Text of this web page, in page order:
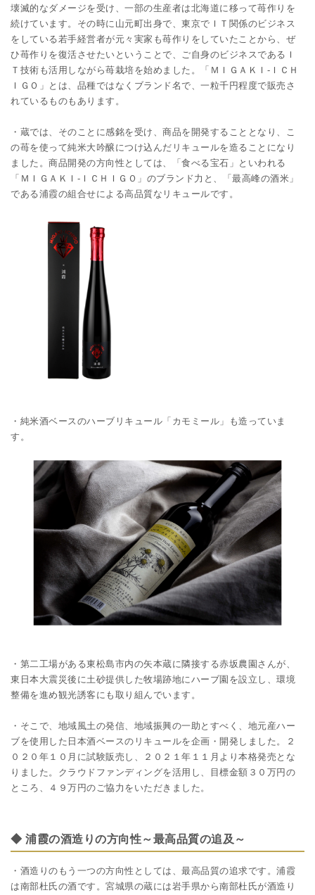
壊滅的なダメージを受け、一部の生産者は北海道に移って苺作りを
続けています。その時に山元町出身で、東京でＩＴ関係のビジネス
をしている若手経営者が元々実家も苺作りをしていたことから、ぜ
ひ苺作りを復活させたいということで、ご自身のビジネスであるＩ
Ｔ技術も活用しながら苺栽培を始めました。「ＭＩＧＡＫＩ-ＩＣＨ
ＩＧＯ」とは、品種ではなくブランド名で、一粒千円程度で販売さ
れているものもあります。
・蔵では、そのことに感銘を受け、商品を開発することとなり、こ
の苺を使って純米大吟醸につけ込んだリキュールを造ることになり
ました。商品開発の方向性としては、「食べる宝石」といわれる
「ＭＩＧＡＫＩ-ＩＣＨＩＧＯ」のブランド力と、「最高峰の酒米」
である浦霞の組合せによる高品質なリキュールです。
・純米酒ベースのハーブリキュール「カモミール」も造っていま
す。
・第二工場がある東松島市内の矢本蔵に隣接する赤坂農園さんが、
東日本大震災後に土砂提供した牧場跡地にハーブ園を設立し、環境
整備を進め観光誘客にも取り組んでいます。
・そこで、地域風土の発信、地域振興の一助とすべく、地元産ハー
ブを使用した日本酒ベースのリキュールを企画・開発しました。２
０２０年１０月に試験販売し、２０２１年１１月より本格発売とな
りました。クラウドファンディングを活用し、目標金額３０万円の
ところ、４９万円のご協力をいただきました。
◆ 浦霞の酒造りの方向性～最高品質の追及～
・酒造りのもう一つの方向性としては、最高品質の追求です。浦霞
は南部杜氏の酒です。宮城県の蔵には岩手県から南部杜氏が酒造り